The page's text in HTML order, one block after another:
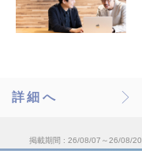
詳細へ
掲載期間 26/08/07～26/08/20